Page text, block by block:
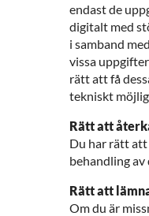
endast de
digitalt med
i samband
vissa
rätt att få
tekniskt
Rätt att
Du har rätt att
behandling
Rätt att
Om du är